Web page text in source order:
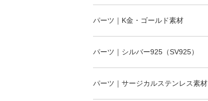
パーツ｜K金・ゴールド素材
パーツ｜シルバー925（SV925）
パーツ｜サージカルステンレス素材